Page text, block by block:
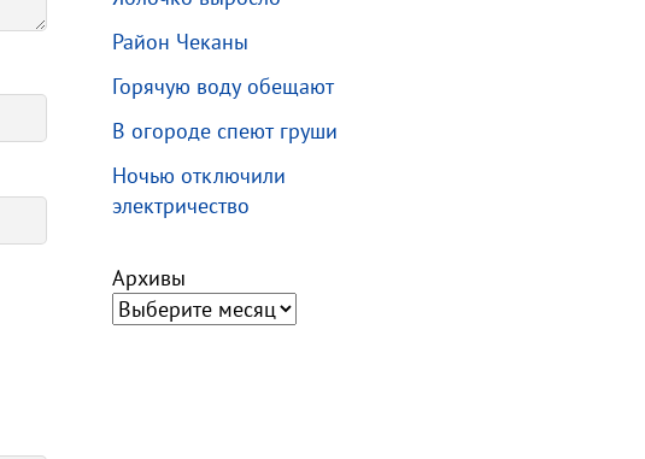
Район Чеканы
Горячую воду обещают
В огороде спеют груши
Ночью отключили
электричество
Архивы